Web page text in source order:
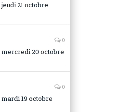
21 octobre
0
mercredi 20 octobre
0
19 octobre